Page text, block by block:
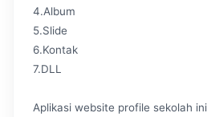
4.Album
5.Slide
6.Kontak
7.DLL
Aplikasi website profile sekolah